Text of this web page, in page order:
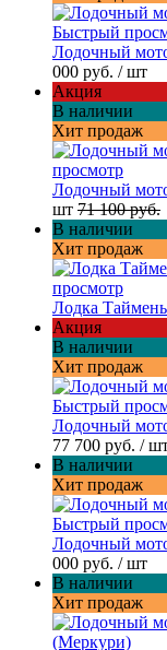
Быстрый
Лодочный
000 руб. / шт
Акция
В наличии
Хит продаж
просмотр
Лодочный
шт 71 100 руб.
В наличии
Хит продаж
просмотр
Лодка
Акция
В наличии
Хит продаж
Быстрый
Лодочный
77 700 руб. /
В наличии
Хит продаж
Быстрый
Лодочный
000 руб. / шт
В наличии
Хит продаж